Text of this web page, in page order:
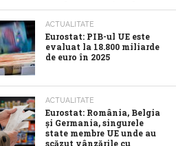
ACTUALITATE
Eurostat: PIB-ul UE este
evaluat la 18.800 miliarde
de euro în 2025
ACTUALITATE
Eurostat: România, Belgia
și Germania, singurele
state membre UE unde au
scăzut vânzările cu